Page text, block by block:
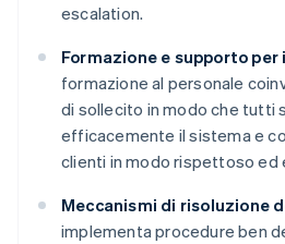
escalation.
Formazione e supporto per
formazione al personale
di sollecito in modo che tutti
efficacemente il sistema e
clienti in modo rispettoso ed
Meccanismi di risoluzione
implementa procedure ben